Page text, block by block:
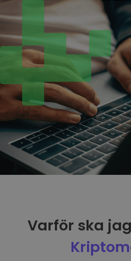
Varför ska